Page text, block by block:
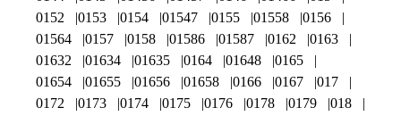
0152
0153 0154 01547 0155 01558
0156
01564
0157 0158 01586 01587 0162
0163
01632
01634 01635 0164 01648
0165
01654
01655 01656 01658 0166 0167
017
0172
0173 0174 0175 0176 0178 0179
018